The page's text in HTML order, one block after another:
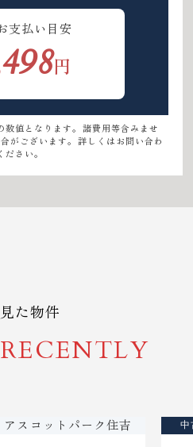
支払い目安
円
値となります。諸費用等含みませ
がございます。詳しくはお問い合わ
ださい。
た物件
中